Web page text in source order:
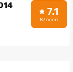
7.1
87 ocen